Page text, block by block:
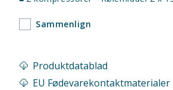
Sammenlign
Produktdatablad
EU Fødevarekontaktmaterialer